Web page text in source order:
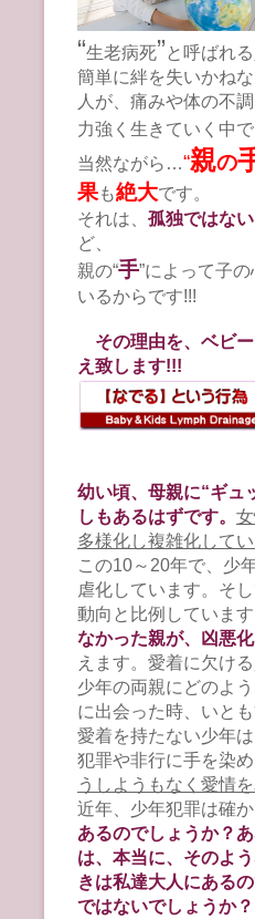
“生老病死” と呼ばれる
簡単に絆を失いかね
人が、痛みや体の不
力強く生きていく中
当然ながら…“親の
果も絶大です。
それは、 孤独ではない
ど、
親の“手”によって子の
いるからです!!!
その理由を、ベビ
え致します!!!
幼い頃、母親に“ギュ
しもあるはずです。
多様化し複雑化して
この10～20年で、少
虐化しています。そ
動向と比例しています
なかった親が、凶悪
えます。愛着に欠け
少年の両親にどのよ
に出会った時、いと
愛着を持たない少年
犯罪や非行に手を染め
うしようもなく愛情
近年、少年犯罪は確
あるのでしょうか？
は、本当に、そのよ
きは私達大人にある
ではないでしょうか？